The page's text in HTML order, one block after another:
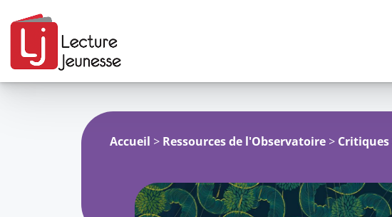
Aller
Accueil > Ressources de l'Observatoire > Critiques